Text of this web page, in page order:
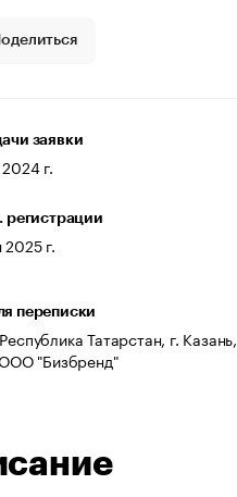
заявки
г.
регистрации
г.
переписки
Татарстан, г. Казань,
"Бизбренд"